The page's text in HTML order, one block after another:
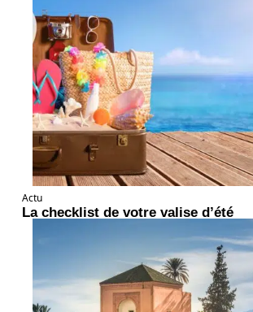
Actu
La checklist de votre valise d’été